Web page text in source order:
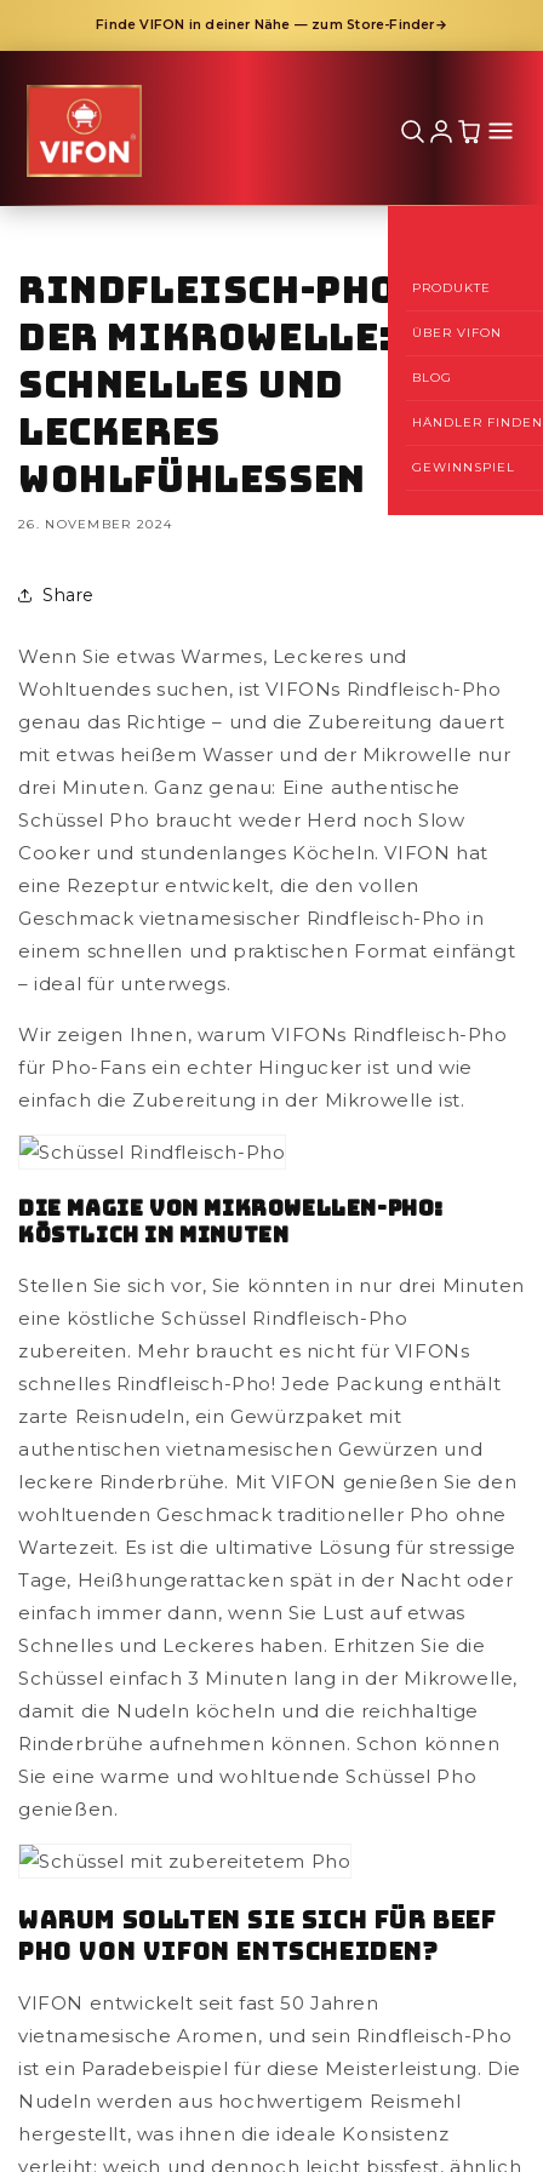
Direkt
Finde VIFON in deiner Nähe — zum Store-Finder→
PRODUKTE
ÜBER VIFON
BLOG
HÄNDLER FINDEN
GEWINNSPIEL
Rindfleisch-Pho aus
der Mikrowelle:
Schnelles und
leckeres
Wohlfühlessen
26. NOVEMBER 2024
Share
Wenn Sie etwas Warmes, Leckeres und
Wohltuendes suchen, ist VIFONs Rindfleisch-Pho
genau das Richtige – und die Zubereitung dauert
mit etwas heißem Wasser und der Mikrowelle nur
drei Minuten. Ganz genau: Eine authentische
Schüssel Pho braucht weder Herd noch Slow
Cooker und stundenlanges Köcheln. VIFON hat
eine Rezeptur entwickelt, die den vollen
Geschmack vietnamesischer Rindfleisch-Pho in
einem schnellen und praktischen Format einfängt
– ideal für unterwegs.
Wir zeigen Ihnen, warum VIFONs Rindfleisch-Pho
für Pho-Fans ein echter Hingucker ist und wie
einfach die Zubereitung in der Mikrowelle ist.
Die Magie von Mikrowellen-Pho:
Köstlich in Minuten
Stellen Sie sich vor, Sie könnten in nur drei Minuten
eine köstliche Schüssel Rindfleisch-Pho
zubereiten. Mehr braucht es nicht für VIFONs
schnelles Rindfleisch-Pho! Jede Packung enthält
zarte Reisnudeln, ein Gewürzpaket mit
authentischen vietnamesischen Gewürzen und
leckere Rinderbrühe. Mit VIFON genießen Sie den
wohltuenden Geschmack traditioneller Pho ohne
Wartezeit. Es ist die ultimative Lösung für stressige
Tage, Heißhungerattacken spät in der Nacht oder
einfach immer dann, wenn Sie Lust auf etwas
Schnelles und Leckeres haben. Erhitzen Sie die
Schüssel einfach 3 Minuten lang in der Mikrowelle,
damit die Nudeln köcheln und die reichhaltige
Rinderbrühe aufnehmen können. Schon können
Sie eine warme und wohltuende Schüssel Pho
genießen.
Warum sollten Sie sich für Beef
Pho von VIFON entscheiden?
VIFON entwickelt seit fast 50 Jahren
vietnamesische Aromen, und sein Rindfleisch-Pho
ist ein Paradebeispiel für diese Meisterleistung. Die
Nudeln werden aus hochwertigem Reismehl
hergestellt, was ihnen die ideale Konsistenz
verleiht: weich und dennoch leicht bissfest, ähnlich